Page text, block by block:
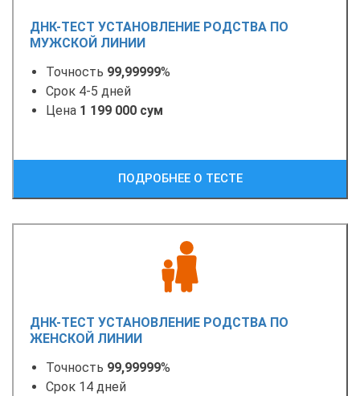
ДНК-ТЕСТ УСТАНОВЛЕНИЕ РОДСТВА ПО
МУЖСКОЙ ЛИНИИ
Точность 99,99999%
Срок 4-5 дней
Цена 1 199 000 сум
ПОДРОБНЕЕ О ТЕСТЕ
ДНК-ТЕСТ УСТАНОВЛЕНИЕ РОДСТВА ПО
ЖЕНСКОЙ ЛИНИИ
Точность 99,99999%
Срок 14 дней